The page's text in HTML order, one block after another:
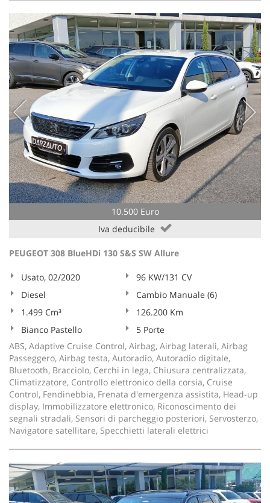
10.500 Euro
Iva deducibile
PEUGEOT 308 BlueHDi 130 S&S SW Allure
Usato, 02/2020
96 KW/131 CV
Diesel
Cambio Manuale (6)
1.499 Cm³
126.200 Km
Bianco Pastello
5 Porte
ABS, Adaptive Cruise Control, Airbag, Airbag laterali, Airbag
Passeggero, Airbag testa, Autoradio, Autoradio digitale,
Bluetooth, Bracciolo, Cerchi in lega, Chiusura centralizzata,
Climatizzatore, Controllo elettronico della corsia, Cruise
Control, Fendinebbia, Frenata d'emergenza assistita, Head-up
display, Immobilizzatore elettronico, Riconoscimento dei
segnali stradali, Sensori di parcheggio posteriori, Servosterzo,
Navigatore satellitare, Specchietti laterali elettrici